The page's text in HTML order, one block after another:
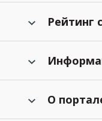
Рейтинг
О